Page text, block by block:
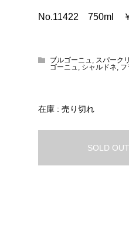
No.11422 750ml ￥
ブルゴーニュ スパーク
ゴーニュ
シャルドネ フ
在庫 : 売り切れ
SOLD OUT